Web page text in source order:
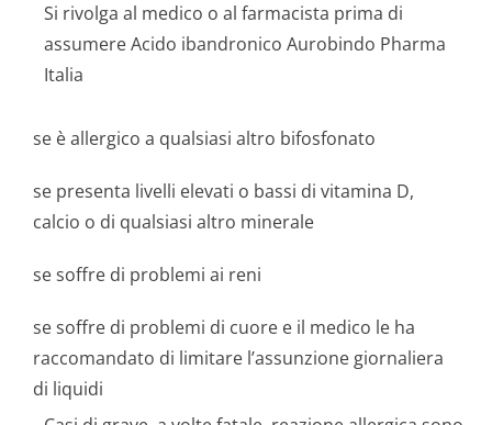
Si rivolga al medico o al farmacista prima di
assumere Acido ibandronico Aurobindo Pharma
Italia
se è allergico a qualsiasi altro bifosfonato
se presenta livelli elevati o bassi di vitamina D,
calcio o di qualsiasi altro minerale
se soffre di problemi ai reni
se soffre di problemi di cuore e il medico le ha
raccomandato di limitare l’assunzione giornaliera
di liquidi